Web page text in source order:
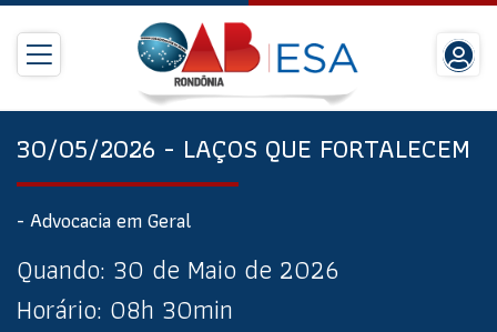
30/05/2026 - LAÇOS QUE FORTALECEM
- Advocacia em Geral
Quando: 30 de Maio de 2026
Horário: 08h 30min